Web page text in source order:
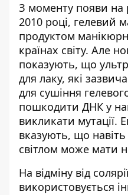
З моменту появи на
2010 році, гелевий
продуктом
країнах світу. Але
показують, що
для лаку, які
для сушіння
пошкодити ДНК у
викликати мутації.
вказують, що
світлом може мати
На відміну від
використовується